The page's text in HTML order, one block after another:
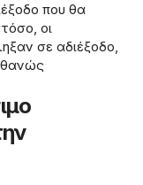
που θα
οι
σε αδιέξοδο,